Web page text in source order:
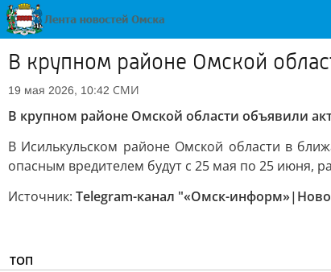
В крупном районе Омской
19 мая 2026, 10:42 СМИ
В крупном районе Омской области объявили
В Исилькульском районе Омской области в
опасным вредителем будут с 25 мая по 25 июня,
Источник: Telegram-канал "«Омск-
ТОП